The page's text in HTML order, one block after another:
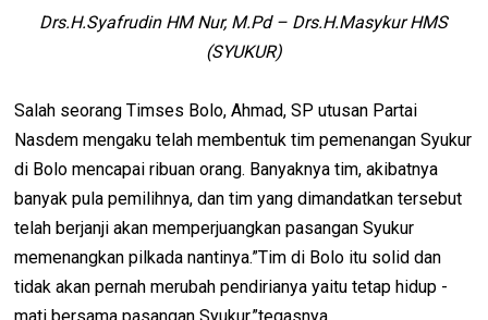
Drs.H.Syafrudin HM Nur, M.Pd – Drs.H.Masykur HMS
(SYUKUR)
Salah seorang Timses Bolo, Ahmad, SP utusan Partai
Nasdem mengaku telah membentuk tim pemenangan Syukur
di Bolo mencapai ribuan orang. Banyaknya tim, akibatnya
banyak pula pemilihnya, dan tim yang dimandatkan tersebut
telah berjanji akan memperjuangkan pasangan Syukur
memenangkan pilkada nantinya.”Tim di Bolo itu solid dan
tidak akan pernah merubah pendirianya yaitu tetap hidup -